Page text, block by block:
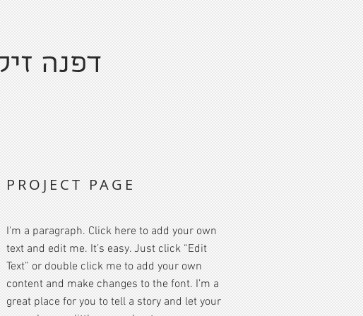
דפנה
PROJECT PAGE
I'm a paragraph. Click here to add your own
text and edit me. It’s easy. Just click “Edit
Text” or double click me to add your own
content and make changes to the font. I’m a
great place for you to tell a story and let your